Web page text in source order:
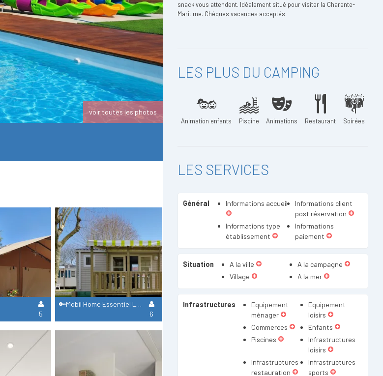
voir toutes les photos
5
🔑Mobil Home Essentiel Loggia 3 Chambres
6
snack vous attendent. Idéalement situé pour visiter la Charente-
Maritime. Chèques vacances acceptés
LES PLUS DU CAMPING
Animation enfants Piscine Animations Restaurant Soirées
LES SERVICES
Général Informations accueil
Informations client
post réservation
Informations type
établissement
Informations
paiement
Situation A la ville
A la campagne
Village
A la mer
Infrastructures
Equipement
ménager
Equipement
loisirs
Commerces
Enfants
Piscines
Infrastructures
loisirs
Infrastructures
restauration
Infrastructures
sports